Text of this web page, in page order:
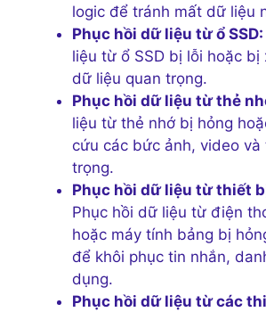
logic để tránh mất dữ liệu
Phục hồi dữ liệu từ ổ SSD:
liệu từ ổ SSD bị lỗi hoặc bị
dữ liệu quan trọng.
Phục hồi dữ liệu từ thẻ
liệu từ thẻ nhớ bị hỏng
cứu các bức ảnh, video và
trọng.
Phục hồi dữ liệu từ thiết
Phục hồi dữ liệu từ điện
hoặc máy tính bảng bị
để khôi phục tin nhắn,
dụng.
Phục hồi dữ liệu từ các